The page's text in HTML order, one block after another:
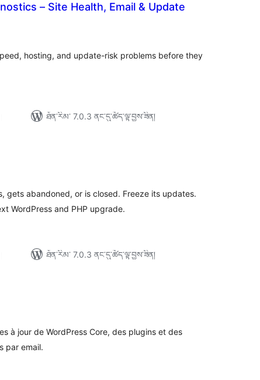
– Site Health, Email & Update
hosting, and update-risk problems before they
ཐོན་རིམ་ 7.0.3 ནང་དུ་ཚོད་ལྟ་བྱས་ཟིན།
gets abandoned, or is closed. Freeze its updates.
WordPress and PHP upgrade.
ཐོན་རིམ་ 7.0.3 ནང་དུ་ཚོད་ལྟ་བྱས་ཟིན།
à jour de WordPress Core, des plugins et des
par email.